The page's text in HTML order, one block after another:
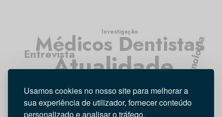
Usamos cookies no nosso site para melhorar a
sua experiência de utilizador, fornecer conteúdo
personalizado e analisar o tráfego.
Atualidade
Médicos Dentistas
Higiene Oral
Entrevista
Opinião
Tecnologia
Investigação